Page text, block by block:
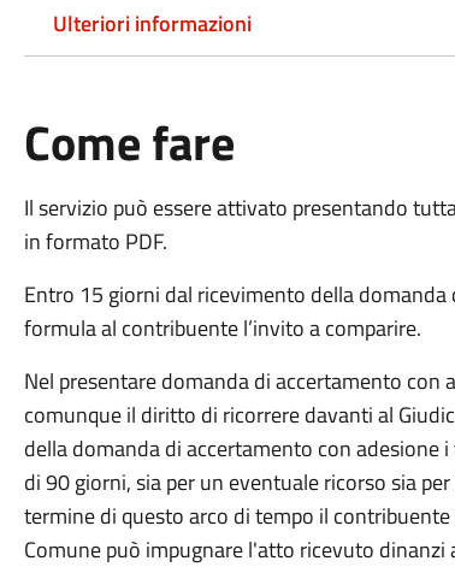
Ulteriori informazioni
Come fare
Il servizio può essere attivato presentando
in formato PDF.
Entro 15 giorni dal ricevimento della
formula al contribuente l’invito a comparire.
Nel presentare domanda di accertamento con
comunque il diritto di ricorrere davanti al
della domanda di accertamento con adesione
di 90 giorni, sia per un eventuale ricorso sia
termine di questo arco di tempo il
Comune può impugnare l'atto ricevuto